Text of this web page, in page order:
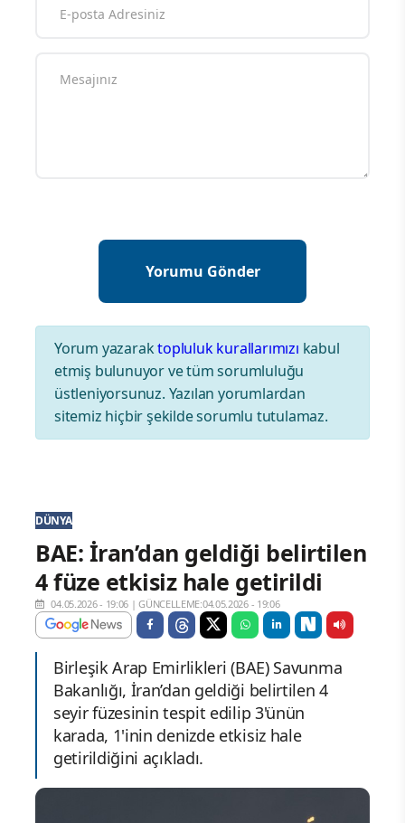
Yorum yazaraktopluluk kurallarımızı kabul
etmiş bulunuyor ve tüm sorumluluğu
üstleniyorsunuz. Yazılan yorumlardan
sitemiz hiçbir şekilde sorumlu tutulamaz.
DÜNYA
BAE: İran’dan geldiği belirtilen
4 füze etkisiz hale getirildi
04.05.2026 - 19:06 |GÜNCELLEME:04.05.2026 - 19:06
Birleşik Arap Emirlikleri (BAE) Savunma
Bakanlığı, İran’dan geldiği belirtilen 4
seyir füzesinin tespit edilip 3'ünün
karada, 1'inin denizde etkisiz hale
getirildiğini açıkladı.